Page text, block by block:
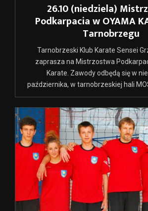
26.10 (niedziela)
Podkarpacia w OYAMA
Tarnobrzegu
Tarnobrzeski Klub Karate Sensei
zaprasza na Mistrzostwa
Karate. Zawody odbędą się w
października, w tarnobrzeskiej hali